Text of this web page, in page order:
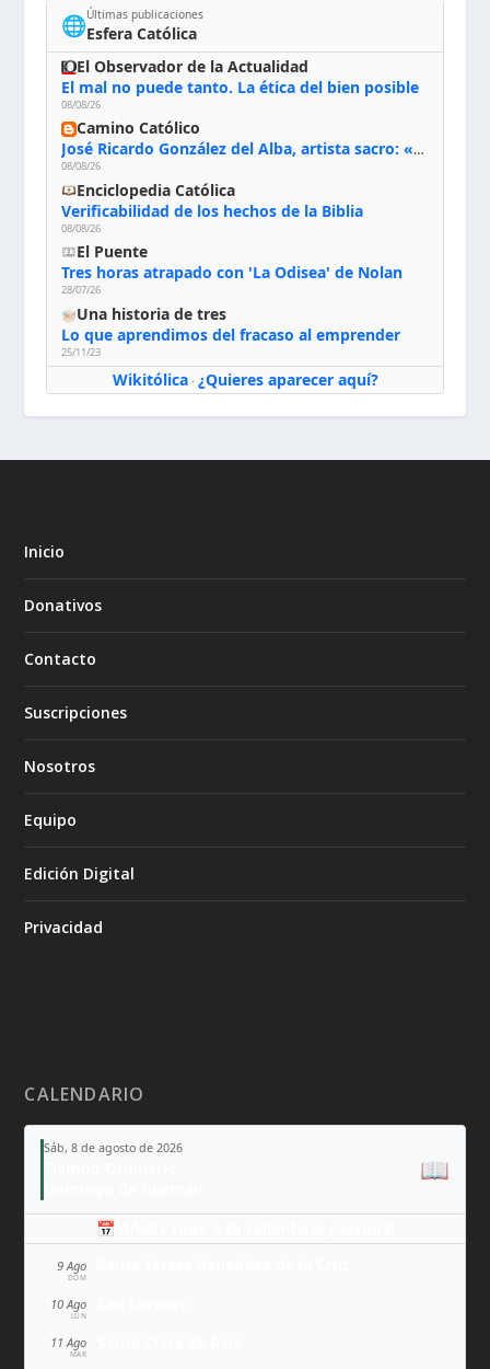
🌐Últimas publicaciones
Esfera Católica
El Observador de la Actualidad
El mal no puede tanto. La ética del bien posible
08/08/26
Camino Católico
José Ricardo González del Alba, artista sacro: «Yo oro, hablo con Dios, le pido al Espíritu Santo su inspiración y siempre pinto rezando el rosario para que sea Él quien actúe a través de mis manos»
08/08/26
Enciclopedia Católica
Verificabilidad de los hechos de la Biblia
08/08/26
El Puente
Tres horas atrapado con 'La Odisea' de Nolan
28/07/26
Una historia de tres
Lo que aprendimos del fracaso al emprender
25/11/23
Wikitólica· ¿Quieres aparecer aquí?
Inicio
Donativos
Contacto
Suscripciones
Nosotros
Equipo
Edición Digital
Privacidad
CALENDARIO
Sáb, 8 de agosto de 2026
📖
📅 Añade todo a tu calendario personal
9 Ago
DOM
10 Ago
LUN
11 Ago
MAR